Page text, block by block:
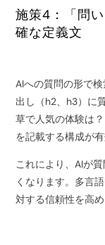
施策4：「問
確な定義文
AIへの質問の形で
出し（h2、h3）に
草で人気の体験は
を記載する構成が有
これにより、AIが
くなります。多言
対する信頼性を高